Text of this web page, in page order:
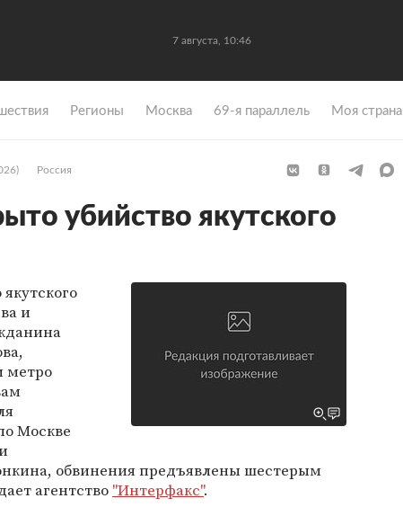
7 августа, 10:46
Регионы Москва 69-я параллель Моя страна
Россия
убийство якутского
и
метро
Москве
обвинения предъявлены шестерым
агентство "Интерфакс".